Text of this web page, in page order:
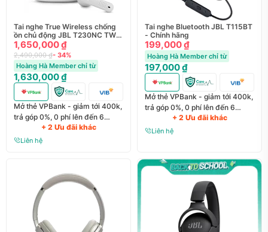
Tai nghe True Wireless chống
ồn chủ động JBL T230NC TWS
- Chính hãng
1,650,000 ₫
2,490,000 ₫- 34%
Hoàng Hà Member chỉ từ
1,630,000 ₫
Mở thẻ VPBank - giảm tới 400k,
trả góp 0%, 0 phí lên đến 6
+ 2 Ưu đãi khác
Liên hệ
Tai nghe Bluetooth JBL T115BT
- Chính hãng
199,000 ₫
Hoàng Hà Member chỉ từ
197,000 ₫
Mở thẻ VPBank - giảm tới 400k,
trả góp 0%, 0 phí lên đến 6
+ 2 Ưu đãi khác
Liên hệ